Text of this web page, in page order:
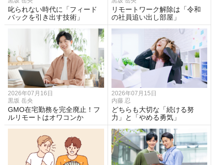
叱られない時代に「フィード
バックを引き出す技術」
リモートワーク解除は「令和
の社員追い出し部屋」
2026年07月16日
黒坂 岳央
GMO在宅勤務を完全廃止！フ
ルリモートはオワコンか
2026年07月15日
内藤 忍
どちらも大切な「続ける努
力」と「やめる勇気」